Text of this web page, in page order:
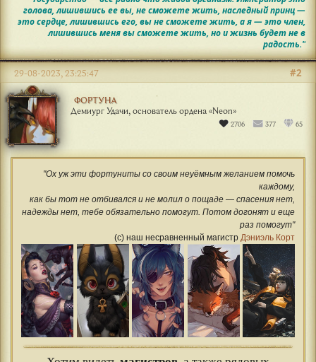
голова, лишившись ее вы, не сможете жить, наследный принц —
это сердце, лишившись его, вы не сможете жить, а я — это член,
лишившись меня вы сможете жить, но и жизнь будет не в
радость."
ФОРТУНА
Демиург Удачи, основатель ордена «‎Neon»
2706 377 65
#2
29-08-2023, 23:25:47
"Ох уж эти фортуниты со своим неуёмным желанием помочь
каждому,
как бы тот не отбивался и не молил о пощаде — спасения нет,
надежды нет, тебе обязательно помогут. Потом догонят и еще
раз помогут"
(с) наш несравненный магистр Дэниэль Корт